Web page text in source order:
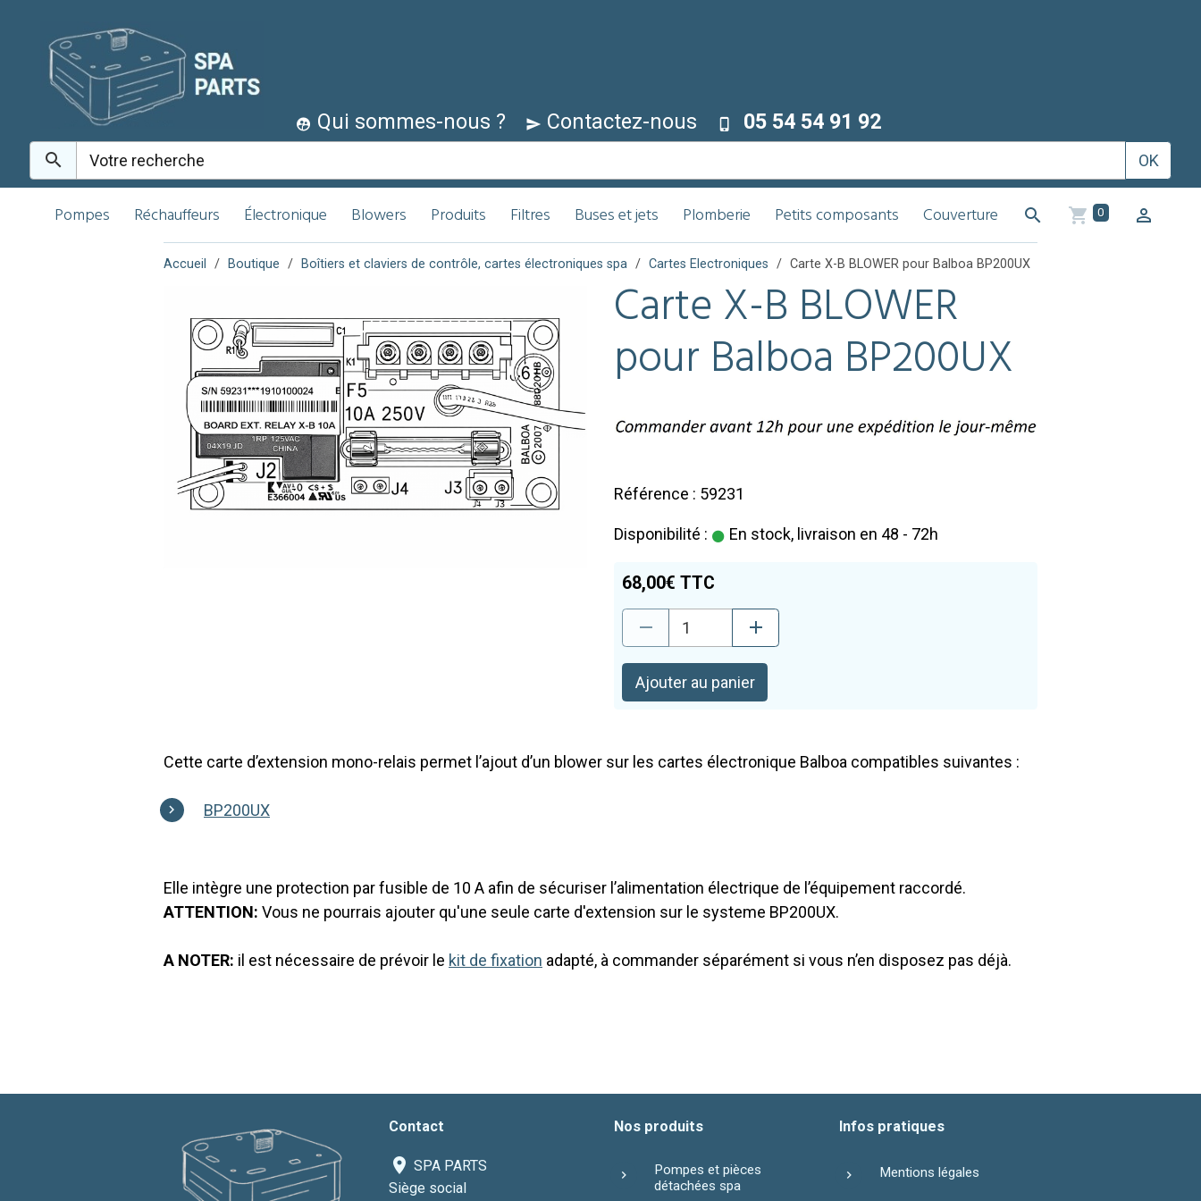
Qui sommes-nous ? Contactez-nous 05 54 54 91 92
OK
Pompes Réchauffeurs Électronique Blowers Produits Filtres Buses et jets Plomberie Petits composants Couverture 0
Accueil Boutique Boîtiers et claviers de contrôle, cartes électroniques spa Cartes Electroniques Carte X-B BLOWER pour Balboa BP200UX
Carte X-B BLOWER
pour Balboa BP200UX
Référence : 59231
Disponibilité : En stock, livraison en 48 - 72h
68,00€ TTC
Ajouter au panier
Cette carte d’extension mono-relais permet l’ajout d’un blower sur les cartes électronique Balboa compatibles suivantes :
BP200UX
Elle intègre une protection par fusible de 10 A afin de sécuriser l’alimentation électrique de l’équipement raccordé.
ATTENTION: Vous ne pourrais ajouter qu'une seule carte d'extension sur le systeme BP200UX.
A NOTER: il est nécessaire de prévoir le kit de fixation adapté, à commander séparément si vous n’en disposez pas déjà.
Contact
SPA PARTS
Siège social
Nos produits
Pompes et pièces
détachées spa
Infos pratiques
Mentions légales